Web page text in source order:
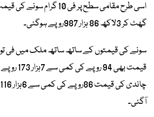
گھٹ کر 3لاکھ 86 ہزار 987روپے ہوگئی۔
سونے کی قیمتوں کے ساتھ ساتھ ملک میں فی
آگئی۔